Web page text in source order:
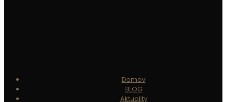
Domov
BLOG
Aktuality